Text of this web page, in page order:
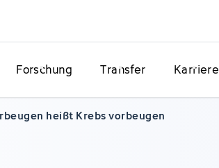
Forschung Transfer Karriere
heißt Krebs vorbeugen